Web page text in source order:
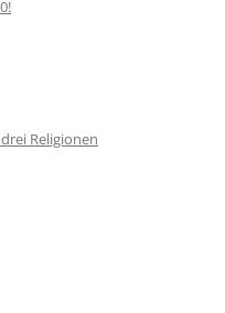
Religionen